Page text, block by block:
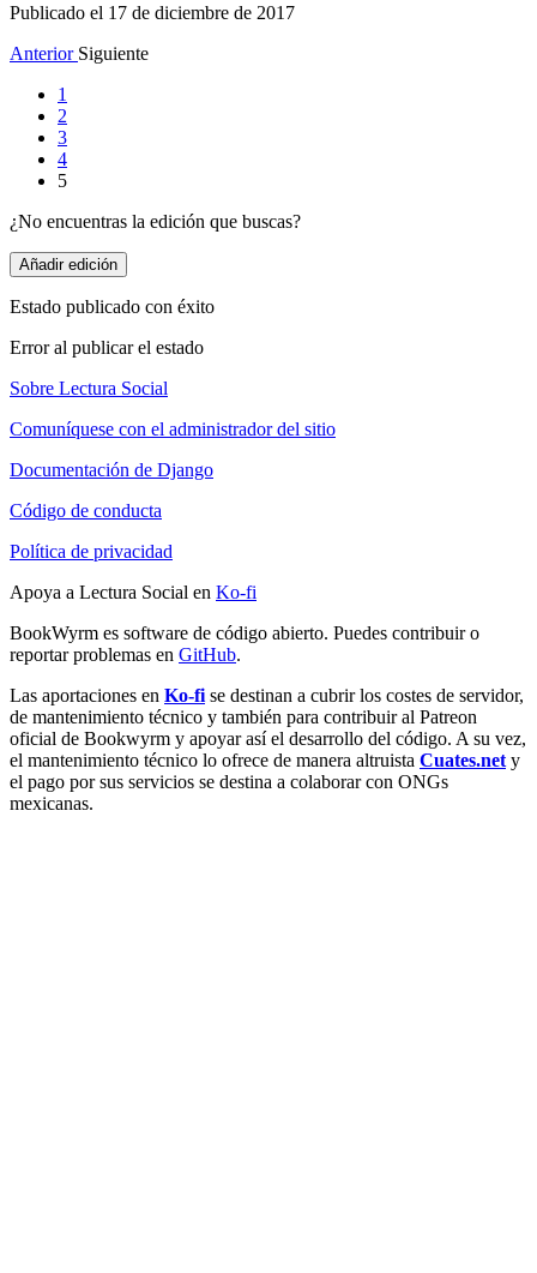
Publicado el 17 de diciembre de 2017
Anterior Siguiente
1
2
3
4
5
¿No encuentras la edición que buscas?
Añadir edición
Estado publicado con éxito
Error al publicar el estado
Sobre Lectura Social
Comuníquese con el administrador del sitio
Documentación de Django
Código de conducta
Política de privacidad
Apoya a Lectura Social en Ko-fi
BookWyrm es software de código abierto. Puedes contribuir o
reportar problemas en GitHub.
Las aportaciones en Ko-fi se destinan a cubrir los costes de servidor,
de mantenimiento técnico y también para contribuir al Patreon
oficial de Bookwyrm y apoyar así el desarrollo del código. A su vez,
el mantenimiento técnico lo ofrece de manera altruista Cuates.net y
el pago por sus servicios se destina a colaborar con ONGs
mexicanas.